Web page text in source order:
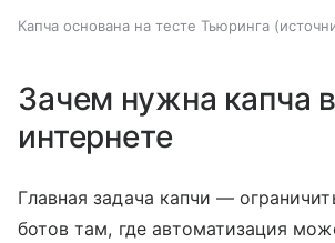
Капча основана на тесте Тьюринга
Зачем нужна капча в
интернете
Главная задача капчи —
ботов там, где автоматизация